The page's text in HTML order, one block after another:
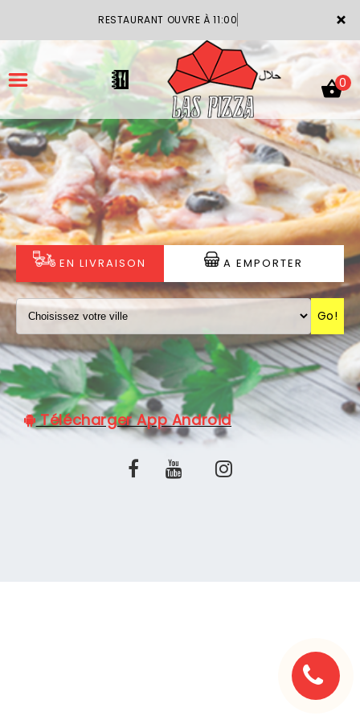
×
RESTAURANT OUVRE À 11:00
ACCUEIL
LA CARTE
VOTRE COMPTE
NOTRE RESTAURANT
VOS AVIS
MENTIONS LÉGALES
C.G.V
0
EN LIVRAISON A EMPORTER
Go!
Télécharger App Android